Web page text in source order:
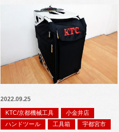
2022.09.25
KTC/京都機械工具
小金井店
ハンドツール
工具箱 宇都宮市